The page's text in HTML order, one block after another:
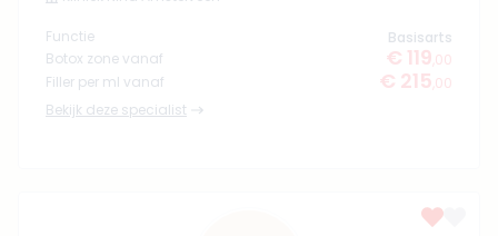
Functie
Basisarts
Botox zone vanaf
€ 119 ,00
Filler per ml vanaf
€ 215 ,00
Bekijk deze specialist